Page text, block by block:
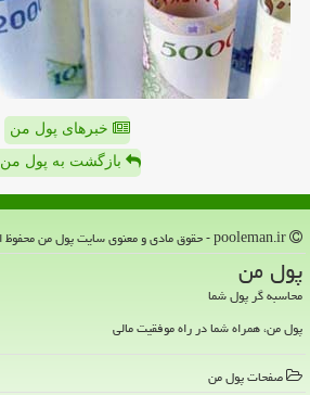
خبرهای پول من
بازگشت به پول من
پول من
محاسبه گر پول شما
پول من، همراه شما در راه موفقیت مالی
صفحات پول من